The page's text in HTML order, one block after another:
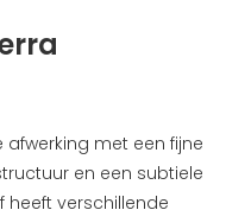
met een fijne
en een subtiele
heeft verschillende